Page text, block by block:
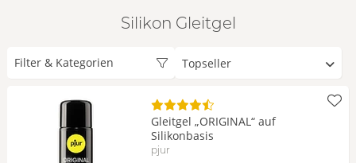
Silikon Gleitgel
Filter & Kategorien
nach
Gleitgel „ORIGINAL“ auf
Silikonbasis
pjur